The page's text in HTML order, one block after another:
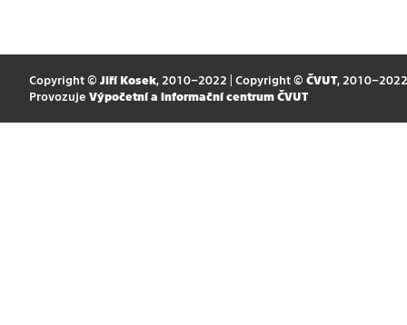
Copyright © Jiří Kosek, 2010–2022 | Copyright © ČVUT, 2010–2022
Provozuje Výpočetní a informační centrum ČVUT